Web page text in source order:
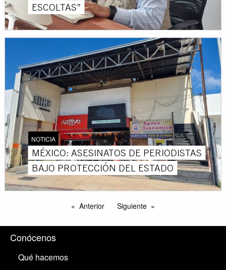
ESCOLTAS”
NOTICIA
MÉXICO: ASESINATOS DE PERIODISTAS
BAJO PROTECCIÓN DEL ESTADO
Anterior Siguiente
Conócenos
Qué hacemos